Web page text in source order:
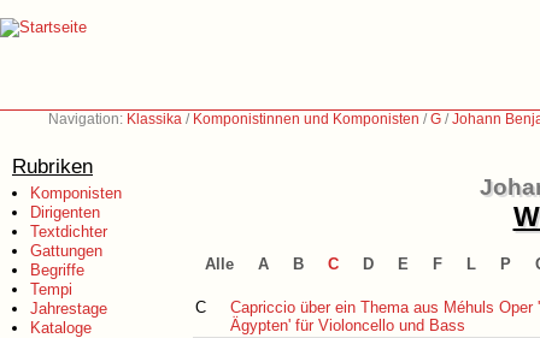
Navigation: Klassika / Komponistinnen und Komponisten /G /Johann
Rubriken
Komponisten
Dirigenten
Textdichter
Gattungen
Begriffe
Tempi
Jahrestage
Kataloge
Alle A B C D E F L P
C
Capriccio über ein Thema aus Méhuls Oper
Ägypten' für Violoncello und Bass